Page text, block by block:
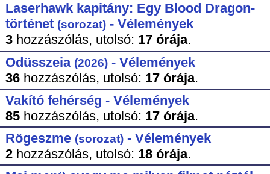
Laserhawk kapitány: Egy Blood Dragon-
történet (sorozat)- Vélemények
3hozzászólás, utolsó: 17 órája.
Odüsszeia (2026)- Vélemények
36hozzászólás, utolsó: 17 órája.
Vakító fehérség - Vélemények
85hozzászólás, utolsó: 17 órája.
Rögeszme (sorozat)- Vélemények
2hozzászólás, utolsó: 18 órája.